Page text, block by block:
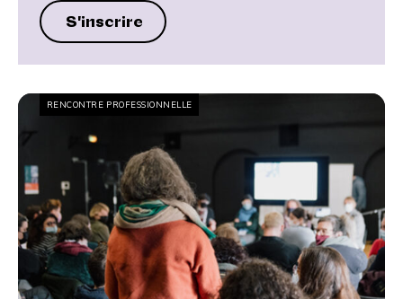
S'inscrire
RENCONTRE PROFESSIONNELLE